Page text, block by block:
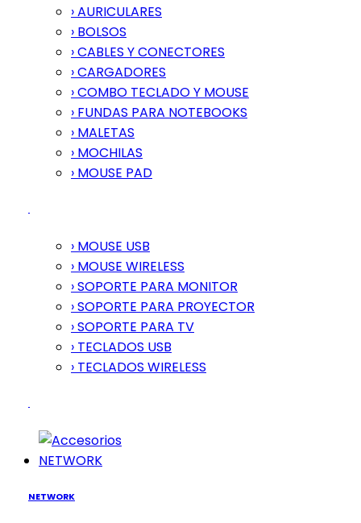
› AURICULARES
› BOLSOS
› CABLES Y CONECTORES
› CARGADORES
› COMBO TECLADO Y MOUSE
› FUNDAS PARA NOTEBOOKS
› MALETAS
› MOCHILAS
› MOUSE PAD
› MOUSE USB
› MOUSE WIRELESS
› SOPORTE PARA MONITOR
› SOPORTE PARA PROYECTOR
› SOPORTE PARA TV
› TECLADOS USB
› TECLADOS WIRELESS
NETWORK
NETWORK